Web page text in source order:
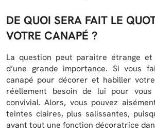
DE QUOI SERA FAIT LE
VOTRE CANAPÉ ?
La question peut paraitre étrange
d’une grande importance. Si vous
canapé pour décorer et habiller
réellement besoin de lui pour
convivial. Alors, vous pouvez
teintes claires, plus salissantes,
avant tout une fonction décoratrice